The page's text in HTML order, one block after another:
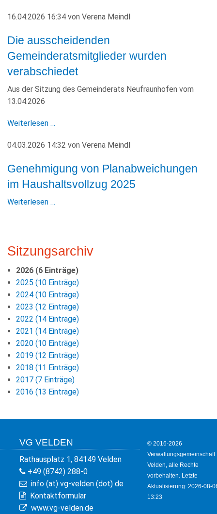
16.04.2026 16:34 von Verena Meindl
Die ausscheidenden
Gemeinderatsmitglieder wurden
verabschiedet
Aus der Sitzung des Gemeinderats Neufraunhofen vom
13.04.2026
Weiterlesen …
04.03.2026 14:32 von Verena Meindl
Genehmigung von Planabweichungen
im Haushaltsvollzug 2025
Weiterlesen …
Sitzungsarchiv
2026 (6 Einträge)
2025 (10 Einträge)
2024 (10 Einträge)
2023 (12 Einträge)
2022 (14 Einträge)
2021 (14 Einträge)
2020 (10 Einträge)
2019 (12 Einträge)
2018 (11 Einträge)
2017 (7 Einträge)
2016 (13 Einträge)
VG VELDEN
Rathausplatz 1, 84149 Velden
+49 (8742) 288-0
info (at) vg-velden (dot) de
Kontaktformular
www.vg-velden.de
© 2016-2026
Verwaltungsgemeinschaft
Velden, alle Rechte
vorbehalten. Letzte
Aktualisierung: 2026-08-
13:23